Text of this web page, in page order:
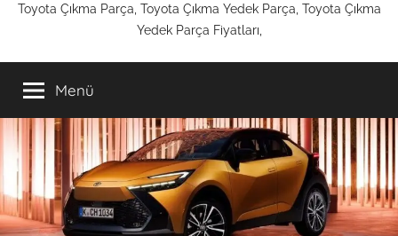
Toyota Çıkma Parça, Toyota Çıkma Yedek Parça, Toyota Çıkma
Yedek Parça Fiyatları,
Menü